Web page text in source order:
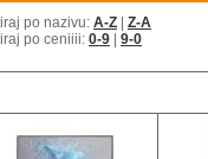
po nazivu: A-Z
Z-A
po ceniiii: 0-9 9-0